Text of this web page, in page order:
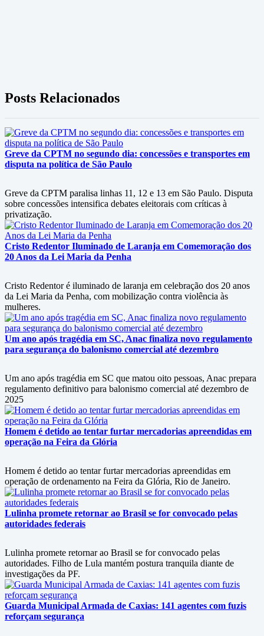
Posts Relacionados
Greve da CPTM no segundo dia: concessões e transportes em
disputa na política de São Paulo
Greve da CPTM paralisa linhas 11, 12 e 13 em São Paulo. Disputa
sobre concessões intensifica debates eleitorais com críticas à
privatização.
Cristo Redentor Iluminado de Laranja em Comemoração dos
20 Anos da Lei Maria da Penha
Cristo Redentor é iluminado de laranja em celebração dos 20 anos
da Lei Maria da Penha, com mobilização contra violência às
mulheres.
Um ano após tragédia em SC, Anac finaliza novo regulamento
para segurança do balonismo comercial até dezembro
Um ano após tragédia em SC que matou oito pessoas, Anac prepara
regulamento definitivo para balonismo comercial até dezembro de
2025
Homem é detido ao tentar furtar mercadorias apreendidas em
operação na Feira da Glória
Homem é detido ao tentar furtar mercadorias apreendidas em
operação de ordenamento na Feira da Glória, Rio de Janeiro.
Lulinha promete retornar ao Brasil se for convocado pelas
autoridades federais
Lulinha promete retornar ao Brasil se for convocado pelas
autoridades. Filho de Lula mantém postura tranquila diante de
investigações da PF.
Guarda Municipal Armada de Caxias: 141 agentes com fuzis
reforçam segurança